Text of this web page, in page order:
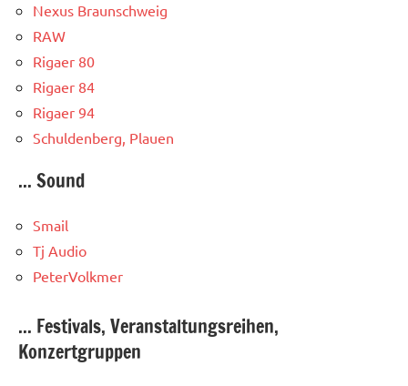
Nexus Braunschweig
RAW
Rigaer 80
Rigaer 84
Rigaer 94
Schuldenberg, Plauen
... Sound
Smail
Tj Audio
PeterVolkmer
... Festivals, Veranstaltungsreihen,
Konzertgruppen